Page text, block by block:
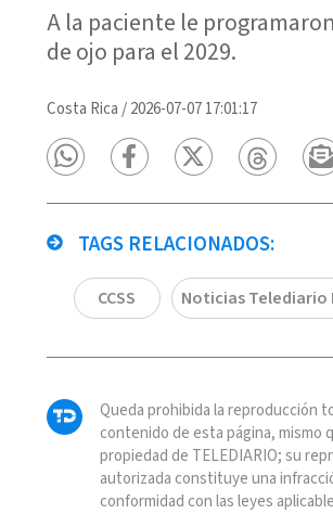
A la paciente le
de ojo para el 2029.
Costa Rica /2026-07-07 17:01:17
TAGS RELACIONADOS:
CCSS Noticias Telediario
Queda prohibida la reproducción
contenido de esta página, mismo
propiedad de TELEDIARIO; su
autorizada constituye una
conformidad con las leyes